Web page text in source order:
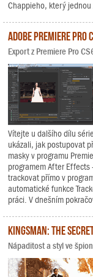
Chappieho, který jednou
Adobe Premiere Pro
Export z Premiere Pro
Vítejte u dalšího dílu
ukázali, jak postupovat
masky v programu
programem After Effects
trackovat přímo v
automatické funkce
práci. V dnešním
Kingsman: The
Nápaditost a styl ve